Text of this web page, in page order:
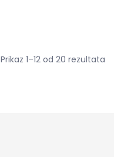
Prikaz 1–12 od 20 rezultata